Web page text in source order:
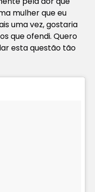
mulher que eu
uma vez, gostaria
que ofendi. Quero
esta questão tão